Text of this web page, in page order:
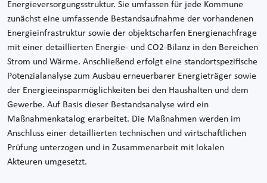
Energieversorgungsstruktur. Sie umfassen für jede Kommune
zunächst eine umfassende Bestandsaufnahme der vorhandenen
Energieinfrastruktur sowie der objektscharfen Energienachfrage
mit einer detaillierten Energie- und CO2-Bilanz in den Bereichen
Strom und Wärme. Anschließend erfolgt eine standortspezifische
Potenzialanalyse zum Ausbau erneuerbarer Energieträger sowie
der Energieeinsparmöglichkeiten bei den Haushalten und dem
Gewerbe. Auf Basis dieser Bestandsanalyse wird ein
Maßnahmenkatalog erarbeitet. Die Maßnahmen werden im
Anschluss einer detaillierten technischen und wirtschaftlichen
Prüfung unterzogen und in Zusammenarbeit mit lokalen
Akteuren umgesetzt.